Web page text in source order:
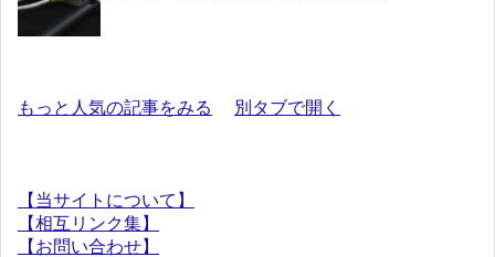
もっと人気の記事をみる 別タブで開く
【当サイトについて】
【相互リンク集】
【お問い合わせ】